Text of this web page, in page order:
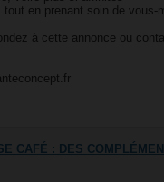
en prenant soin de vous-
à cette annonce ou
CAFÉ : DES